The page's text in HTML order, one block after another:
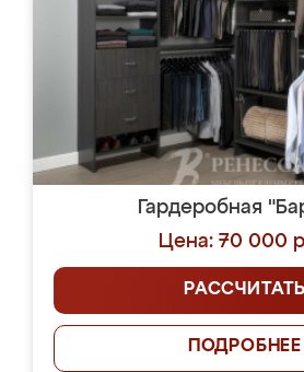
Гардеробная
Цена: 70 000
РАССЧИТАТЬ
ПОДРОБНЕЕ